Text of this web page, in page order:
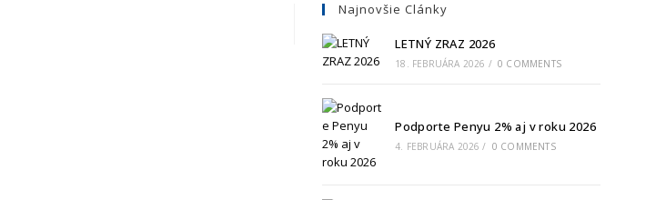
Najnovšie Clánky
LETNÝ ZRAZ 2026
18. FEBRUÁRA 2026 / 0 COMMENTS
Podporte Penyu 2% aj v roku 2026
4. FEBRUÁRA 2026 / 0 COMMENTS